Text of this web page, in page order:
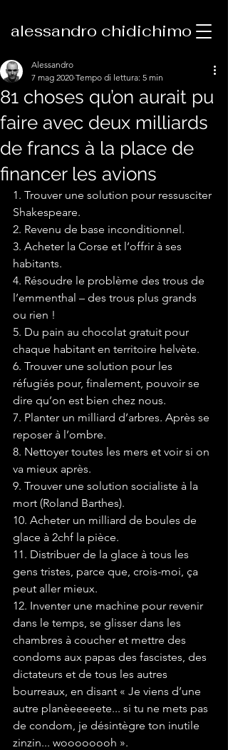
alessandro chidichimo
81 choses qu’on aurait pu
faire avec deux milliards
de francs à la place de
financer les avions
Alessandro
7 mag 2020 Tempo di lettura: 5 min
1. Trouver une solution pour ressusciter
Shakespeare.
2. Revenu de base inconditionnel.
3. Acheter la Corse et l’offrir à ses
habitants.
4. Résoudre le problème des trous de
l’emmenthal – des trous plus grands
ou rien !
5. Du pain au chocolat gratuit pour
chaque habitant en territoire helvète.
6. Trouver une solution pour les
réfugiés pour, finalement, pouvoir se
dire qu’on est bien chez nous.
7. Planter un milliard d’arbres. Après se
reposer à l’ombre.
8. Nettoyer toutes les mers et voir si on
va mieux après.
9. Trouver une solution socialiste à la
mort (Roland Barthes).
10. Acheter un milliard de boules de
glace à 2chf la pièce.
11. Distribuer de la glace à tous les
gens tristes, parce que, crois-moi, ça
peut aller mieux.
12. Inventer une machine pour revenir
dans le temps, se glisser dans les
chambres à coucher et mettre des
condoms aux papas des fascistes, des
dictateurs et de tous les autres
bourreaux, en disant « Je viens d’une
autre planèeeeeete... si tu ne mets pas
de condom, je désintègre ton inutile
zinzin... woooooooh ».